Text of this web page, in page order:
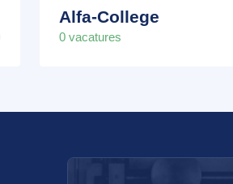
Alfa-College
0 vacatures